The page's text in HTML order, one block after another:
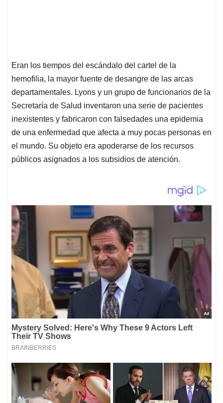
Eran los tiempos del escándalo del cartel de la
hemofilia, la mayor fuente de desangre de las arcas
departamentales. Lyons y un grupo de funcionarios de la
Secretaría de Salud inventaron una serie de pacientes
inexistentes y fabricaron con falsedades una epidemia
de una enfermedad que afecta a muy pocas personas en
el mundo. Su objeto era apoderarse de los recursos
públicos asignados a los subsidios de atención.